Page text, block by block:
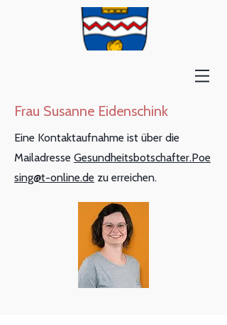
Frau Susanne Eidenschink
Eine Kontaktaufnahme ist über die
Mailadresse Gesundheitsbotschafter.Poe
sing@t-online.de zu erreichen.